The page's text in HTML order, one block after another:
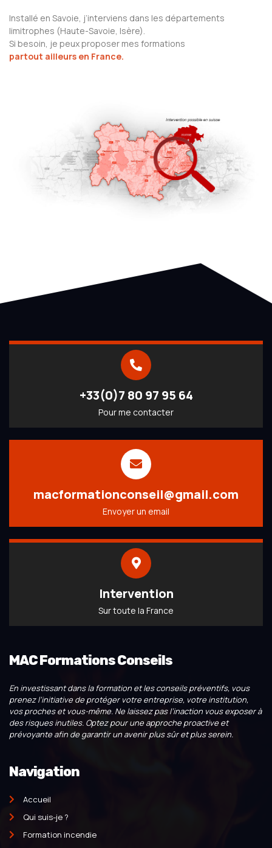
Installé en Savoie, j’interviens dans les départements
limitrophes (Haute-Savoie, Isère).
Si besoin, je peux proposer mes formations
partout ailleurs en France.
+33(0)7 80 97 95 64
Pour me contacter
macformationconseil@gmail.com
Envoyer un email
Intervention
Sur toute la France
MAC Formations Conseils
En investissant dans la formation et les conseils préventifs, vous
prenez l’initiative de protéger votre entreprise, votre institution,
vos proches et vous-même. Ne laissez pas l’inaction vous exposer à
des risques inutiles. Optez pour une approche proactive et
prévoyante afin de garantir un avenir plus sûr et plus serein.
Navigation
Accueil
Qui suis-je ?
Formation incendie